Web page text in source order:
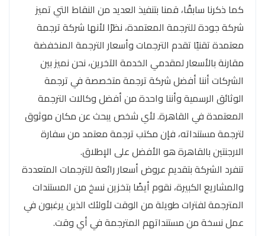
كما ذكرنا سابقًا، قمنا بتنفيذ العديد من النقاط التي تميز
شركة جودة للترجمة المعتمدة، نظرًا لأنها شركة ترجمة
معتمدة تقنيًا تقدم الترجمات وأسعار الترجمة المنخفضة
مقارنة بالأسعار لمقدمي الخدمة الآخرين، نحن نميز بين
الشركات أننا أفضل شركة ترجمة متخصصة في ترجمة
الوثائق الرسمية وأننا واحدة من أفضل وكالات الترجمة
المعتمدة في القاهرة. لأي شخص يبحث عن مكان موثوق
لترجمة مستنداته، فإن مكتب ترجمة معتمد من سفارة
الارجنتين بالقاهرة هو الأفضل على الإطلاق.
تنفرد الشركة بتقديم عروض أسعار رائعة للترجمات المتعددة
والمشاريع الكبيرة، نقوم أيضًا بتخزين نسخ من المستندات
المترجمة لفترات طويلة من الوقت لأولئك الذين يرغبون في
عمل نسخة من مستنداتهم المترجمة في أي وقت.